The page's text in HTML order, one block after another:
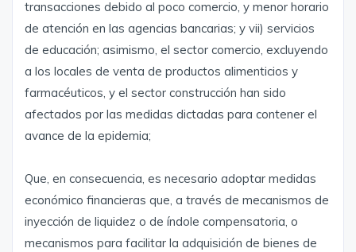
transacciones debido al poco comercio, y menor horario
de atención en las agencias bancarias; y vii) servicios
de educación; asimismo, el sector comercio, excluyendo
a los locales de venta de productos alimenticios y
farmacéuticos, y el sector construcción han sido
afectados por las medidas dictadas para contener el
avance de la epidemia;
Que, en consecuencia, es necesario adoptar medidas
económico financieras que, a través de mecanismos de
inyección de liquidez o de índole compensatoria, o
mecanismos para facilitar la adquisición de bienes de